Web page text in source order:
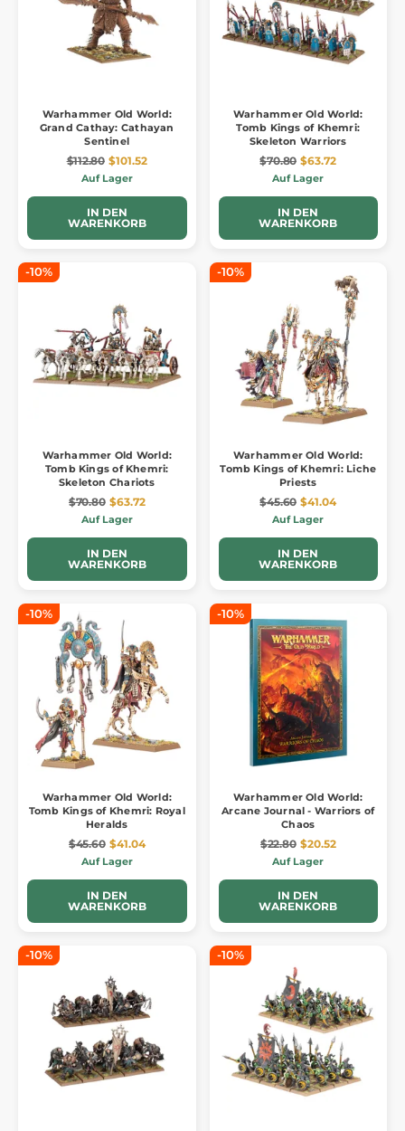
Warhammer Old World:
Grand Cathay: Cathayan
Sentinel
$112.80 $101.52
Auf Lager
IN DEN
WARENKORB
Warhammer Old World:
Tomb Kings of Khemri:
Skeleton Warriors
$70.80 $63.72
Auf Lager
IN DEN
WARENKORB
-10%
Warhammer Old World:
Tomb Kings of Khemri:
Skeleton Chariots
$70.80 $63.72
Auf Lager
IN DEN
WARENKORB
-10%
Warhammer Old World:
Tomb Kings of Khemri: Liche
Priests
$45.60 $41.04
Auf Lager
IN DEN
WARENKORB
-10%
Warhammer Old World:
Tomb Kings of Khemri: Royal
Heralds
$45.60 $41.04
Auf Lager
IN DEN
WARENKORB
-10%
Warhammer Old World:
Arcane Journal - Warriors of
Chaos
$22.80 $20.52
Auf Lager
IN DEN
WARENKORB
-10% -10%